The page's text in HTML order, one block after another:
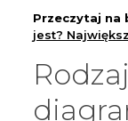
Przeczytaj na
jest?